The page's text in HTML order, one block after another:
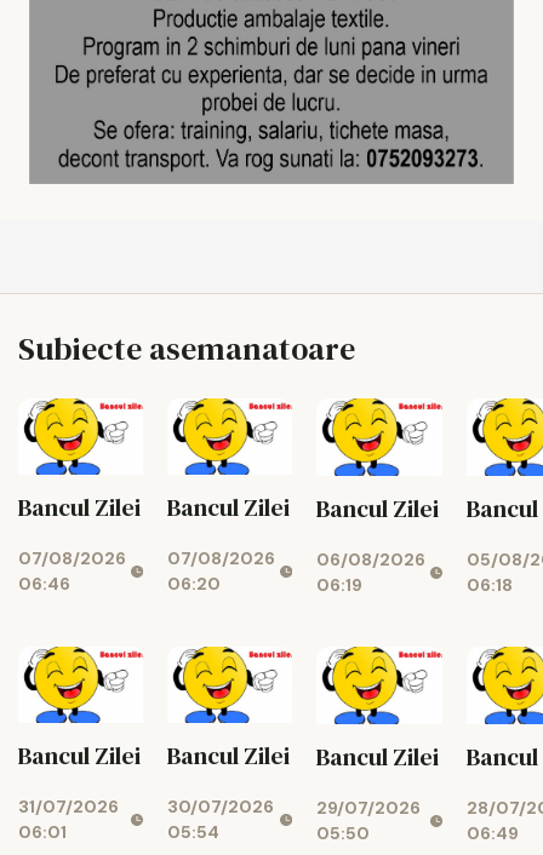
Subiecte asemanatoare
Bancul Zilei
07/08/2026
06:46
Bancul Zilei
07/08/2026
06:20
Bancul Zilei
06/08/2026
06:19
05/08/
06:18
Bancul Zilei
31/07/2026
06:01
Bancul Zilei
30/07/2026
05:54
Bancul Zilei
29/07/2026
05:50
28/07/
06:49